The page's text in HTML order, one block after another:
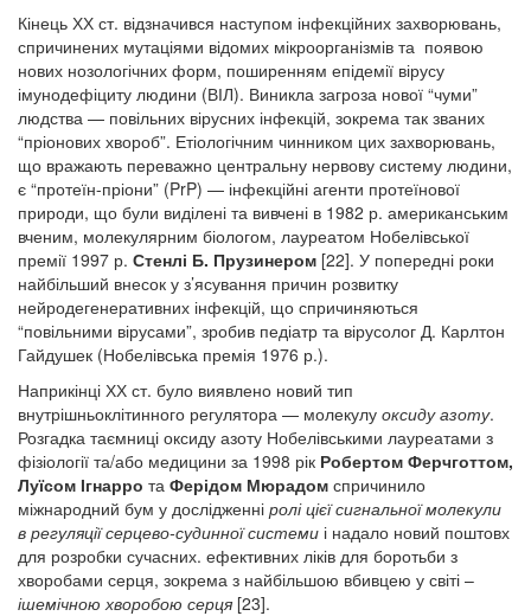
Кінець ХХ ст. відзначився наступом інфекційних захворювань,
спричинених мутаціями відомих мікроорганізмів та появою
нових нозологічних форм, поширенням епідемії вірусу
імунодефіциту людини (ВІЛ). Виникла загроза нової “чуми”
людства — повільних вірусних інфекцій, зокрема так званих
“пріонових хвороб”. Етіологічним чинником цих захворювань,
що вражають переважно центральну нервову систему людини,
є “протеїн-пріони” (PrP) — інфекційні агенти протеїнової
природи, що були виділені та вивчені в 1982 р. американським
вченим, молекулярним біологом, лауреатом Нобелівської
премії 1997 р. Стенлі Б. Прузинером [22]. У попередні роки
найбільший внесок у з’ясування причин розвитку
нейродегенеративних інфекцій, що спричиняються
“повільними вірусами”, зробив педіатр та вірусолог Д. Карлтон
Гайдушек (Нобелівська премія 1976 р.).
Наприкінці ХХ ст. було виявлено новий тип
внутрішньоклітинного регулятора — молекулу оксиду азоту.
Розгадка таємниці оксиду азоту Нобелівськими лауреатами з
фізіології та/або медицини за 1998 рік Робертом Ферчготтом,
Луїсом Ігнарро та Ферідом Мюрадом спричинило
міжнародний бум у дослідженні ролі цієї сигнальної молекули
в регуляції серцево-судинної системи і надало новий поштовх
для розробки сучасних. ефективних ліків для боротьби з
хворобами серця, зокрема з найбільшою вбивцею у світі –
ішемічною хворобою серця [23].